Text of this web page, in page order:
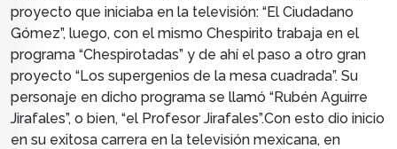
proyecto que iniciaba en la televisión: “El Ciudadano
Gómez”, luego, con el mismo Chespirito trabaja en el
programa “Chespirotadas” y de ahí el paso a otro gran
proyecto “Los supergenios de la mesa cuadrada”. Su
personaje en dicho programa se llamó “Rubén Aguirre
Jirafales”, o bien, “el Profesor Jirafales”.Con esto dio inicio
en su exitosa carrera en la televisión mexicana, en